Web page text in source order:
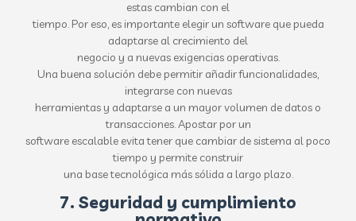
estas cambian con el
tiempo. Por eso, es importante elegir un software que pueda
adaptarse al crecimiento del
negocio y a nuevas exigencias operativas.
Una buena solución debe permitir añadir funcionalidades,
integrarse con nuevas
herramientas y adaptarse a un mayor volumen de datos o
transacciones. Apostar por un
software escalable evita tener que cambiar de sistema al poco
tiempo y permite construir
una base tecnológica más sólida a largo plazo.
7. Seguridad y cumplimiento